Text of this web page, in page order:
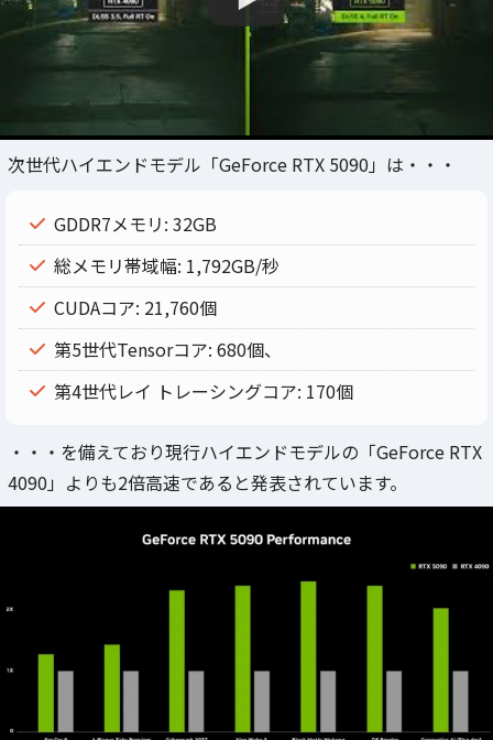
次世代ハイエンドモデル「GeForce RTX 5090」は・・・
GDDR7メモリ: 32GB
総メモリ帯域幅: 1,792GB/秒
CUDAコア: 21,760個
第5世代Tensorコア: 680個、
第4世代レイ トレーシングコア: 170個
・・・を備えており現行ハイエンドモデルの「GeForce RTX
4090」よりも2倍高速であると発表されています。